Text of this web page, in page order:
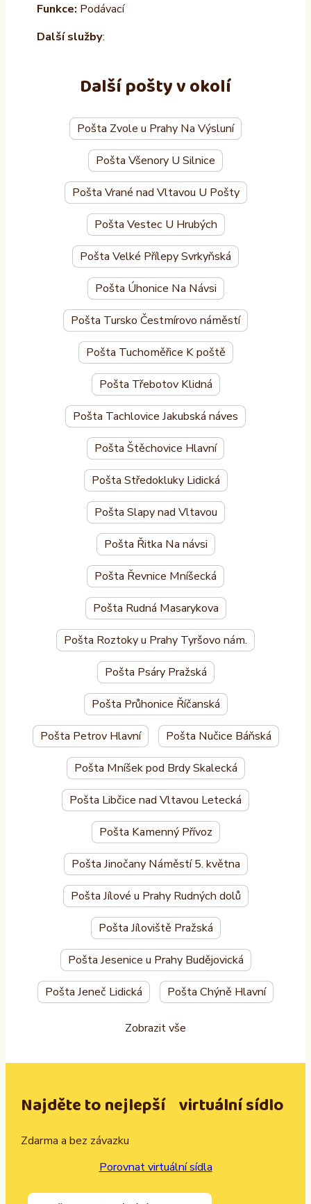
Funkce: Podávací
Další služby:
Další pošty v okolí
Pošta Zvole u Prahy Na Výsluní
Pošta Všenory U Silnice
Pošta Vrané nad Vltavou U Pošty
Pošta Vestec U Hrubých
Pošta Velké Přílepy Svrkyňská
Pošta Úhonice Na Návsi
Pošta Tursko Čestmírovo náměstí
Pošta Tuchoměřice K poště
Pošta Třebotov Klidná
Pošta Tachlovice Jakubská náves
Pošta Štěchovice Hlavní
Pošta Středokluky Lidická
Pošta Slapy nad Vltavou
Pošta Řitka Na návsi
Pošta Řevnice Mníšecká
Pošta Rudná Masarykova
Pošta Roztoky u Prahy Tyršovo nám.
Pošta Psáry Pražská
Pošta Průhonice Říčanská
Pošta Petrov Hlavní Pošta Nučice Báňská
Pošta Mníšek pod Brdy Skalecká
Pošta Libčice nad Vltavou Letecká
Pošta Kamenný Přívoz
Pošta Jinočany Náměstí 5. května
Pošta Jílové u Prahy Rudných dolů
Pošta Jíloviště Pražská
Pošta Jesenice u Prahy Budějovická
Pošta Jeneč Lidická Pošta Chýně Hlavní
Zobrazit vše
Najděte to nejlepší virtuální sídlo
Zdarma a bez závazku
Porovnat virtuální sídla